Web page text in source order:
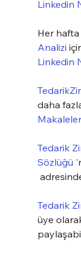
Linkedin
Her
Analizi
Linkedin
daha
Tedarik
Sözlüğü
Tedarik
üye